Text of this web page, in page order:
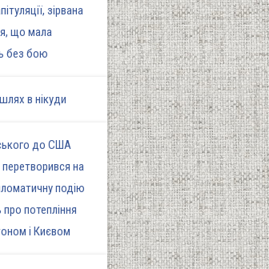
зірвана
що мала
без бою
в нікуди
до США
на
подію
потепління
і Києвом